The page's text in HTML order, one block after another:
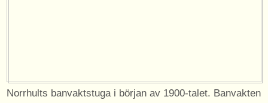
Norrhults banvaktstuga i början av 1900-talet. Banvakten